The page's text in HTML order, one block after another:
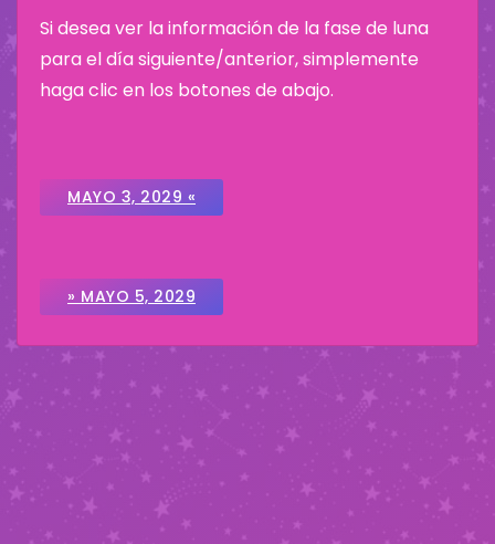
Si desea ver la información de la fase de luna
para el día siguiente/anterior, simplemente
haga clic en los botones de abajo.
MAYO 3, 2029 «
» MAYO 5, 2029